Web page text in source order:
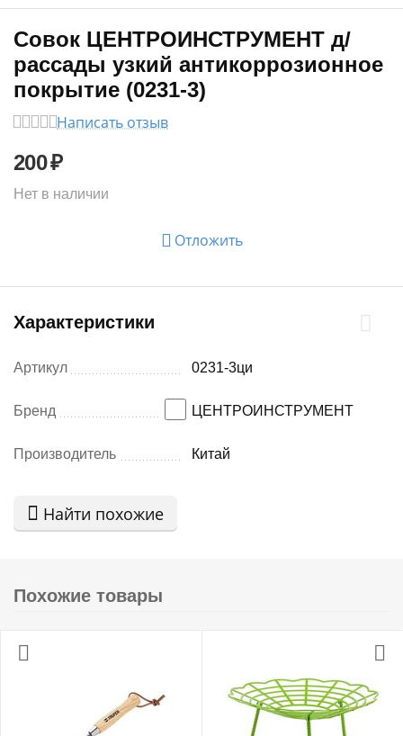
Совок ЦЕНТРОИНСТРУМЕНТ д/
рассады узкий антикоррозионное
покрытие (0231-3)
Написать отзыв
200₽
Нет в наличии
Отложить
Характеристики
Артикул 0231-3ци
Бренд ЦЕНТРОИНСТРУМЕНТ
Производитель Китай
Найти похожие
Похожие товары